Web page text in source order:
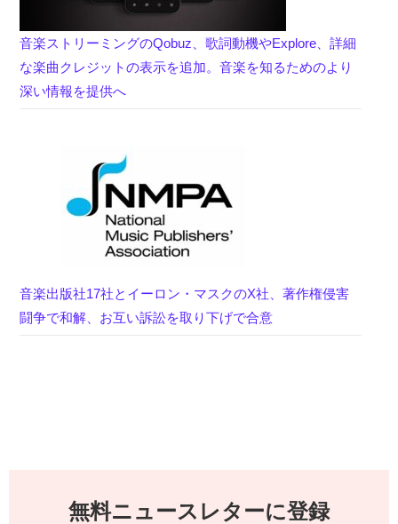
音楽ストリーミングのQobuz、歌詞動機やExplore、詳細
な楽曲クレジットの表示を追加。音楽を知るためのより
深い情報を提供へ
音楽出版社17社とイーロン・マスクのX社、著作権侵害
闘争で和解、お互い訴訟を取り下げで合意
無料ニュースレターに登録